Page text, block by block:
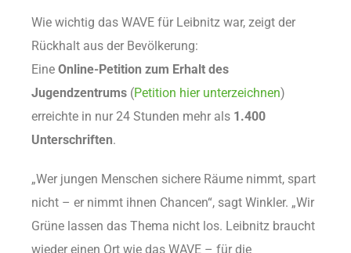
Wie wichtig das WAVE für Leibnitz war, zeigt der
Rückhalt aus der Bevölkerung:
Eine Online-Petition zum Erhalt des
Jugendzentrums (Petition hier unterzeichnen)
erreichte in nur 24 Stunden mehr als 1.400
Unterschriften.
„Wer jungen Menschen sichere Räume nimmt, spart
nicht – er nimmt ihnen Chancen“, sagt Winkler. „Wir
Grüne lassen das Thema nicht los. Leibnitz braucht
wieder einen Ort wie das WAVE – für die